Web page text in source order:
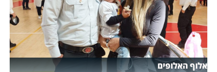
אלוף האלופים